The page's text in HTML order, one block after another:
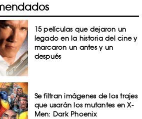
15 películas que dejaron un
legado en la historia del cine y
marcaron un antes y un
después
Se filtran imágenes de los trajes
que usarán los mutantes en X-
Men: Dark Phoenix